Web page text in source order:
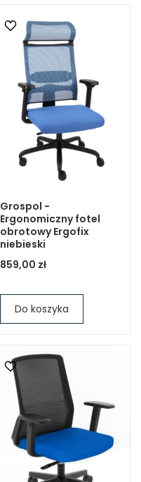
Grospol -
Ergonomiczny fotel
obrotowy Ergofix
niebieski
859,00 zł
Do koszyka